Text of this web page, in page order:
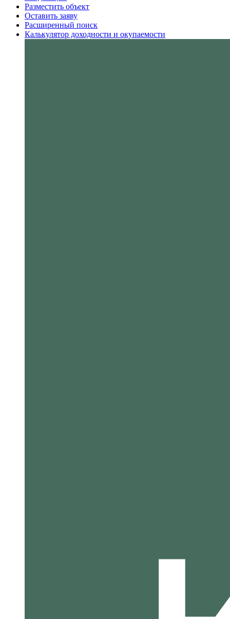
Разместить объект
Оставить заяву
Расширенный поиск
Калькулятор доходности и окупаемости